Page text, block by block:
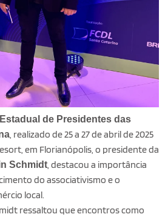
de Presidentes das
, realizado de 25 a 27 de abril de 2025
em Florianópolis, o presidente da
Schmidt, destacou a importância
do associativismo e o
local.
ressaltou que encontros como